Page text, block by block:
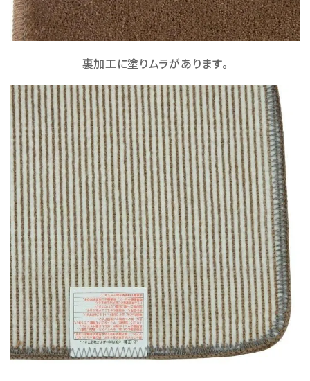
裏加工に塗りムラがあります。